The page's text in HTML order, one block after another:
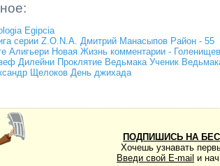
Egipcia
серии Z.O.N.A. Дмитрий Манасыпов Район - 55
Алигьери Новая Жизнь комментарии -
Дилейни Проклятие Ведьмака Ученик
Щелоков День джихада
ПОДПИШИСЬ НА
Хочешь узнавать
Введи свой E-mail и